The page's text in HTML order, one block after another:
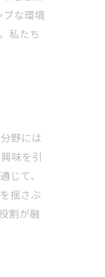
な環境
私たち
野には
味を引
て、
揺さぶ
割が融